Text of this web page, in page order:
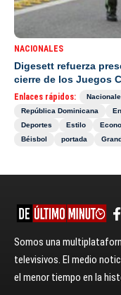
NACIONALES
Digesett refuerza
cierre de los Juegos
Enlaces rápidos:
República Dominicana
Deportes
Estilo
Béisbol
portada
Somos una
televisivos. El medio
el menor tiempo en la